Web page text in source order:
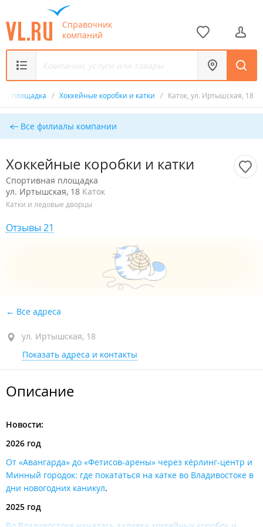
Справочник
компаний
площадка / Хоккейные коробки и катки / Каток, ул. Иртышская, 18
Все филиалы компании
Хоккейные коробки и катки
Спортивная площадка
ул. Иртышская, 18 Каток
Катки и ледовые дворцы
Отзывы 21
Все адреса
ул. Иртышская, 18
Показать адреса и контакты
Описание
Новости:
2026 год
От «Авангарда» до «Фетисов-арены» через кёрлинг-центр и
Минный городок: где покататься на катке во Владивостоке в
дни новогодних каникул.
2025 год